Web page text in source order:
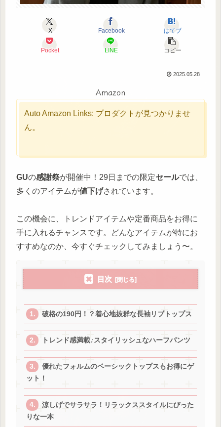
X Facebook はてブ
Pocket LINE コピー
2025.05.28
Amazon
Auto Amazon Links: プロダクトが見つかりませ
ん。
GUの感謝祭が開催中！29日までの限定セールでは、
多くのアイテムが値下げされています。
この機会に、トレンドアイテムや定番商品をお得に
手に入れるチャンスです。どんなアイテムが特にお
すすめなのか、今すぐチェックしてみましょう〜。
目次
破格の190円！？着心地抜群な長袖リブトップス
トレンド感満載♪スタイリッシュなハーフパンツ
優れたフォルムのベーシックトップスもお得にゲ
ット！
涼しげでサラサラ！リラックススタイルにぴった
りな一本